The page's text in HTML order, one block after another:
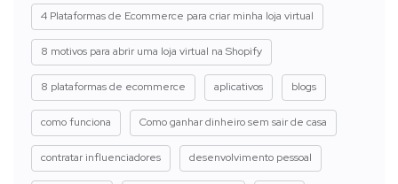
4 Plataformas de Ecommerce para criar minha loja virtual
8 motivos para abrir uma loja virtual na Shopify
8 plataformas de ecommerce aplicativos blogs
como funciona Como ganhar dinheiro sem sair de casa
contratar influenciadores desenvolvimento pessoal